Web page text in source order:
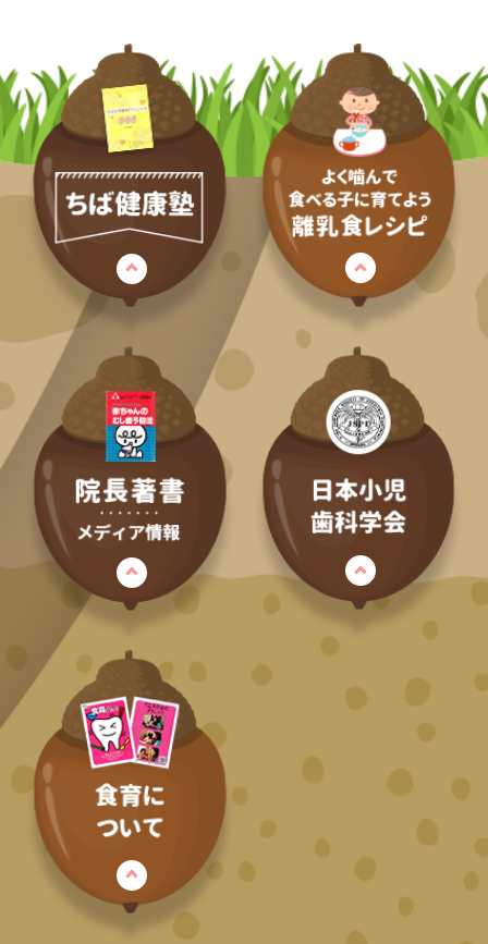
その7 こんな時こそ、お口ケア
その8 乳歯の生え替わり
その9 バイオフィルムをやっつけ
ろ！！
その10 むし歯の進行が速い乳歯
その11 知っていますか？朝食のウワサ
その12 元患者の私が気づいた「小児歯
科の工夫」
その13 ご自宅でできる「歯医者に慣れ
るための練習」
その14 夜型生活はむし歯になりやす
い・・・！？
その15 歯医者の麻酔は敵？味方？
その16 どうしよう？！こどもの歯のケ
ガ、口のケガ！！